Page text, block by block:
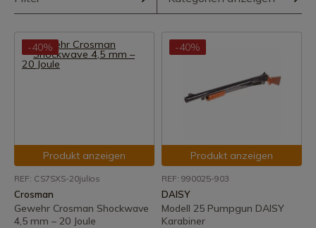
-40%
Produkt anzeigen
REF: CS7SXS-20julios
Crosman
Gewehr Crosman Shockwave
4,5 mm – 20 Joule
-40%
Produkt anzeigen
REF: 990025-903
DAISY
Modell 25 Pumpgun DAISY
Karabiner